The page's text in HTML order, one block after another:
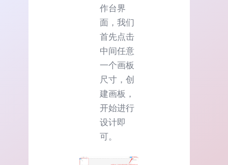
作台界
面，我们
首先点击
中间任意
一个画板
尺寸，创
建画板，
开始进行
设计即
可。